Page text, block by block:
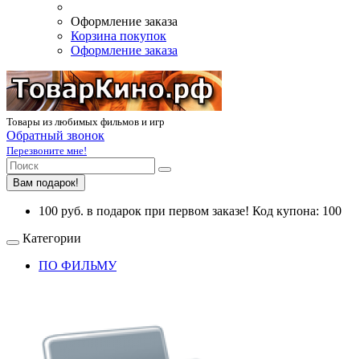
Оформление заказа
Корзина покупок
Оформление заказа
Товары из любимых фильмов и игр
Обратный звонок
Перезвоните мне!
Вам подарок!
100 руб. в подарок при первом заказе! Код купона: 100
Категории
ПО ФИЛЬМУ